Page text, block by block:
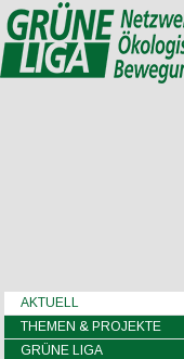
AKTUELL
THEMEN & PROJEKTE
GRÜNE LIGA